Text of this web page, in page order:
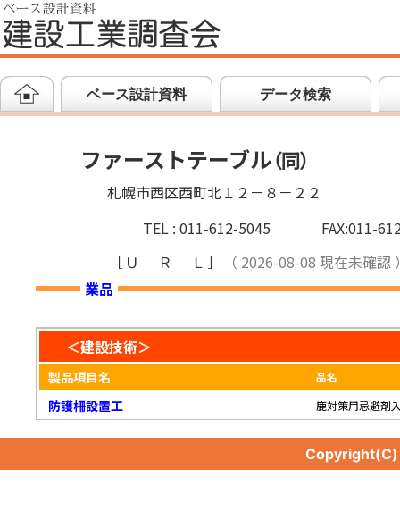
ベース設計資料 データ検索
ファーストテーブル（同）
札幌市西区西町北１２－８－２２
TEL : 011-612-5045
FAX:011-
［ ＵＲＬ ］
（ 2026-08-08 現在未確認
業品
＜建設技術＞
製品項目名 品名
防護柵設置工 鹿対策用忌避剤